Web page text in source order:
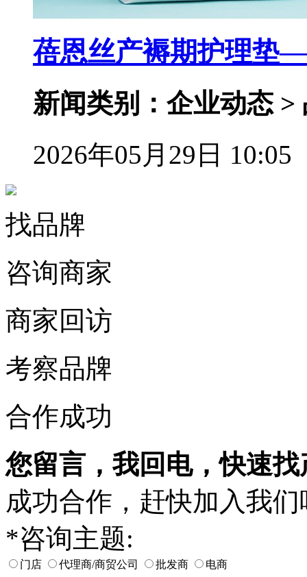
蓓恩丝产褥期护理垫
新闻类别：企业动态 >
2026年05月29日 10:05
找品牌
咨询商家
商家回访
考察品牌
合作成功
您留言，我回电，快速找
成功合作，赶快加入我们
*咨询主题:
门店 代理商/商贸公司 批发商 电商